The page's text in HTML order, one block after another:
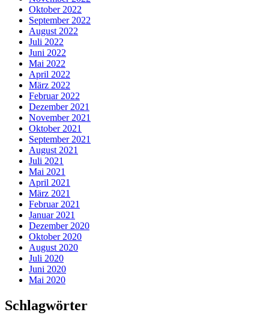
Oktober 2022
September 2022
August 2022
Juli 2022
Juni 2022
Mai 2022
April 2022
März 2022
Februar 2022
Dezember 2021
November 2021
Oktober 2021
September 2021
August 2021
Juli 2021
Mai 2021
April 2021
März 2021
Februar 2021
Januar 2021
Dezember 2020
Oktober 2020
August 2020
Juli 2020
Juni 2020
Mai 2020
Schlagwörter